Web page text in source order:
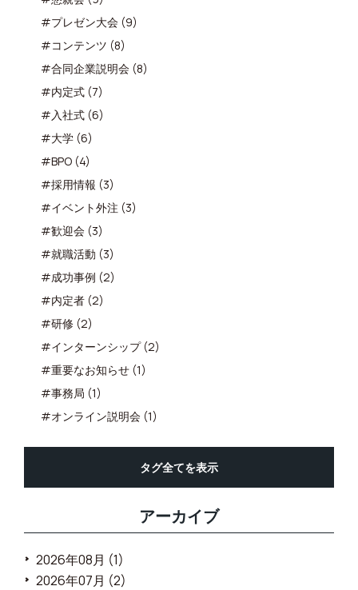
#プレゼン大会 (9)
#コンテンツ (8)
#合同企業説明会 (8)
#内定式 (7)
#入社式 (6)
#大学 (6)
#BPO (4)
#採用情報 (3)
#イベント外注 (3)
#歓迎会 (3)
#就職活動 (3)
#成功事例 (2)
#内定者 (2)
#研修 (2)
#インターンシップ (2)
#重要なお知らせ (1)
#事務局 (1)
#オンライン説明会 (1)
タグ全てを表示
アーカイブ
2026年08月 (1)
2026年07月 (2)